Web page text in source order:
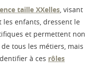
taille XXelles, visant
enfants, dressent le
et permettent non
tous les métiers, mais
à ces rôles